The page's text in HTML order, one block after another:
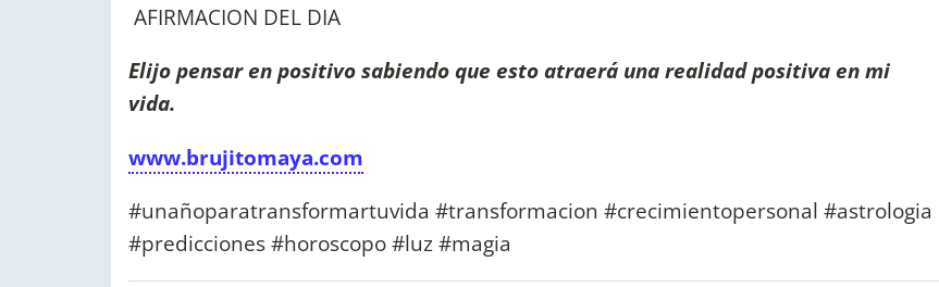
AFIRMACION DEL DIA
Elijo pensar en positivo sabiendo que esto atraerá una realidad positiva en mi
vida.
www.brujitomaya.com
#unañoparatransformartuvida #transformacion #crecimientopersonal #astrologia
#predicciones #horoscopo #luz #magia